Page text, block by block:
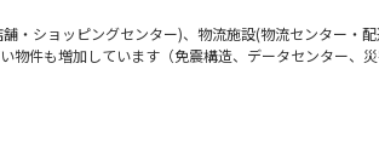
・ショッピングセンター)、物流施設(物流センター・
件も増加しています（免震構造、データセンター、災
上流から下流まで一貫して携わります。
こともありますが、基本的には同社内で完結するように